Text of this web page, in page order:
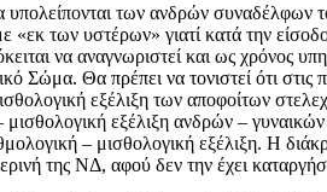
των ανδρών συναδέλφων
των υστέρων» γιατί κατά την
να αναγνωριστεί και ως χρόνος
Θα πρέπει να τονιστεί ότι
εξέλιξη των αποφοίτων
εξέλιξη ανδρών – γυναικών
– μισθολογική εξέλιξη. Η
της ΝΔ, αφού δεν την έχει